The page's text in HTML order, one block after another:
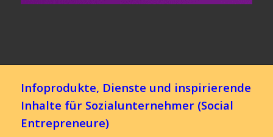
Infoprodukte, Dienste und inspirierende
Inhalte für Sozialunternehmer (Social
Entrepreneure)